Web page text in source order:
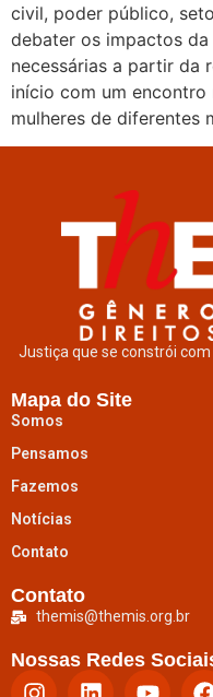
civil, poder público,
debater os impactos
necessárias a partir da
início com um
mulheres de diferentes
Justiça que se constrói
Mapa do Site
Somos
Pensamos
Fazemos
Notícias
Contato
Contato
themis@themis.org.br
Nossas Redes